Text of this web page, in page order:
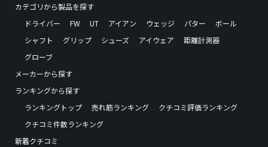
カテゴリから製品を探す
ドライバー
FW UT アイアン ウェッジ パター
ボール
シャフト
グリップ シューズ アイウェア
距離計測器
グローブ
メーカーから探す
ランキングから探す
ランキングトップ
売れ筋ランキング
クチコミ評価ランキング
クチコミ件数ランキング
新着クチコミ